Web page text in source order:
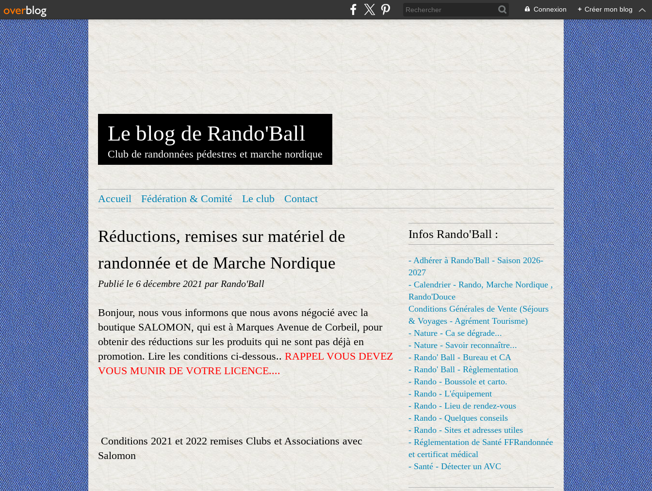
Connexion + Créer mon blog
Le blog de Rando'Ball
Club de randonnées pédestres et marche nordique
Accueil Fédération & Comité Le club Contact
Réductions, remises sur matériel de
randonnée et de Marche Nordique
Publié le 6 décembre 2021 par Rando'Ball
Bonjour, nous vous informons que nous avons négocié avec la
boutique SALOMON, qui est à Marques Avenue de Corbeil, pour
obtenir des réductions sur les produits qui ne sont pas déjà en
promotion. Lire les conditions ci-dessous.. RAPPEL VOUS DEVEZ
VOUS MUNIR DE VOTRE LICENCE....
Conditions 2021 et 2022 remises Clubs et Associations avec
Salomon
Infos Rando'Ball :
- Adhérer à Rando'Ball - Saison 2026-
2027
- Calendrier - Rando, Marche Nordique ,
Rando'Douce
Conditions Générales de Vente (Séjours
& Voyages - Agrément Tourisme)
- Nature - Ca se dégrade...
- Nature - Savoir reconnaître...
- Rando' Ball - Bureau et CA
- Rando' Ball - Règlementation
- Rando - Boussole et carto.
- Rando - L'équipement
- Rando - Lieu de rendez-vous
- Rando - Quelques conseils
- Rando - Sites et adresses utiles
- Réglementation de Santé FFRandonnée
et certificat médical
- Santé - Détecter un AVC